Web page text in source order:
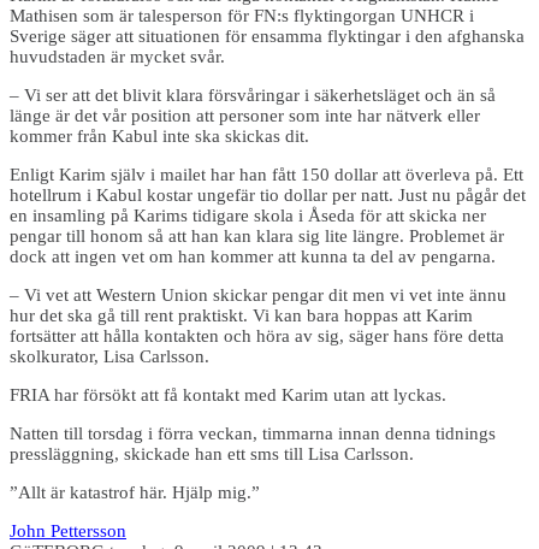
Mathisen som är talesperson för FN:s flyktingorgan UNHCR i
Sverige säger att situationen för ensamma flyktingar i den afghanska
huvudstaden är mycket svår.
– Vi ser att det blivit klara försvåringar i säkerhetsläget och än så
länge är det vår position att personer som inte har nätverk eller
kommer från Kabul inte ska skickas dit.
Enligt Karim själv i mailet har han fått 150 dollar att överleva på. Ett
hotellrum i Kabul kostar ungefär tio dollar per natt. Just nu pågår det
en insamling på Karims tidigare skola i Åseda för att skicka ner
pengar till honom så att han kan klara sig lite längre. Problemet är
dock att ingen vet om han kommer att kunna ta del av pengarna.
– Vi vet att Western Union skickar pengar dit men vi vet inte ännu
hur det ska gå till rent praktiskt. Vi kan bara hoppas att Karim
fortsätter att hålla kontakten och höra av sig, säger hans före detta
skolkurator, Lisa Carlsson.
FRIA har försökt att få kontakt med Karim utan att lyckas.
Natten till torsdag i förra veckan, timmarna innan denna tidnings
pressläggning, skickade han ett sms till Lisa Carlsson.
”Allt är katastrof här. Hjälp mig.”
John Pettersson